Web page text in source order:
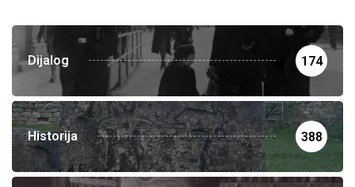
Dijalog 174
Historija 388